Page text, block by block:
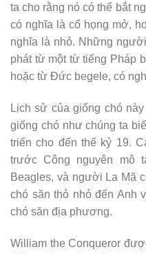
ta cho rằng nó có thể bắt
có nghĩa là cổ họng mở,
nghĩa là nhỏ. Những
phát từ một từ tiếng Pháp
hoặc từ Đức begele, có
Lịch sử của giống chó
giống chó như chúng ta
triển cho đến thế kỷ 19.
trước Công nguyên mô
Beagles, và người La Mã
chó săn thỏ nhỏ đến Anh
chó săn địa phương.
William the Conqueror